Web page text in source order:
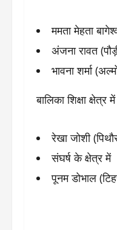
ममता मेहता
अंजना रावत
भावना शर्मा
बालिका शिक्षा क्षेत्र में
रेखा जोशी
संघर्ष के क्षेत्र में
पूनम डोभाल